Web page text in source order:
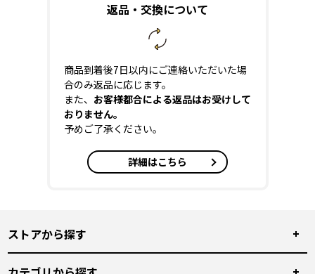
返品・交換について
商品到着後7日以内にご連絡いただいた場
合のみ返品に応じます。
また、 お客様都合による返品はお受けして
おりません。
予めご了承ください。
詳細はこちら
ストアから探す